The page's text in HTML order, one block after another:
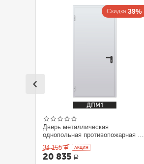
Скидка 39%
Дверь металлическая
однопольная противопожарная Ei
60. 900 x 2100 выс.
34 155 Р AКЦИЯ
20 835 Р